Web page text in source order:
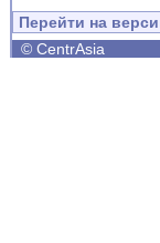
Перейти на
© CentrAsia